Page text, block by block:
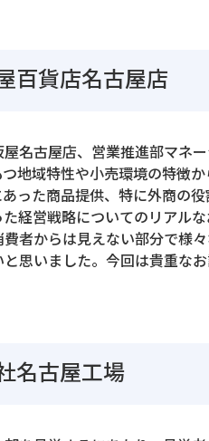
百貨店名古屋店
名古屋店、営業推進部マネ
地域特性や小売環境の特徴
った商品提供、特に外商の
経営戦略についてのリアル
者からは見えない部分で様
思いました。今回は貴重な
名古屋工場